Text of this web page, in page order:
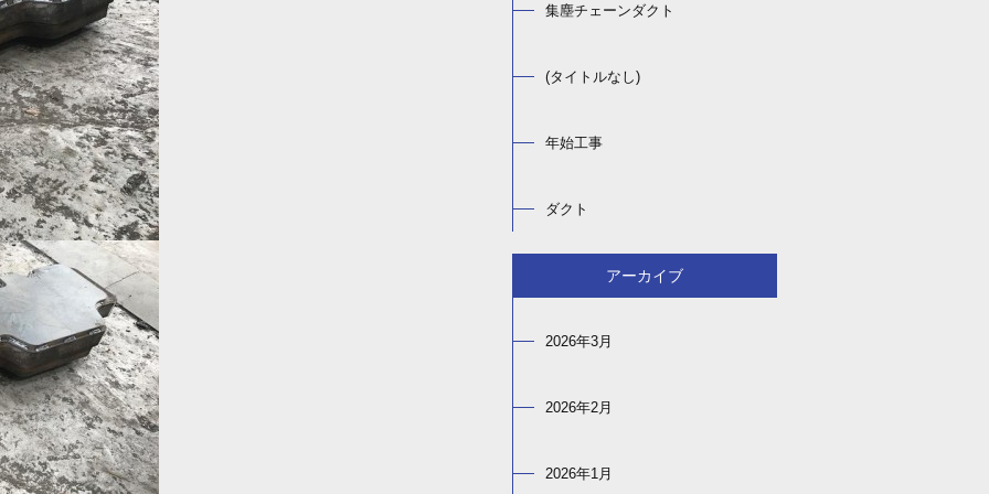
集塵チェーンダクト
(タイトルなし)
年始工事
ダクト
アーカイブ
2026年3月
2026年2月
2026年1月